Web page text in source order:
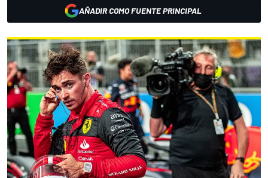
AÑADIR COMO FUENTE PRINCIPAL